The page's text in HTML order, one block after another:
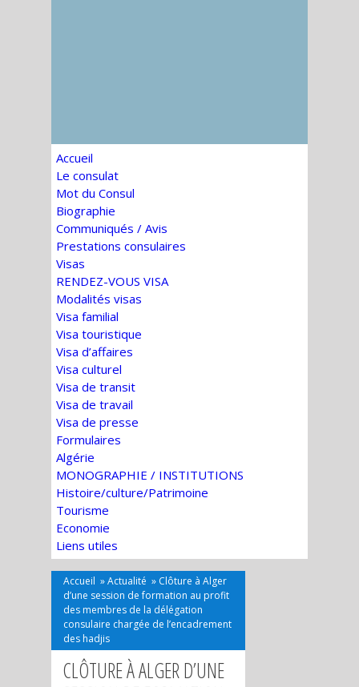
Accueil
Le consulat
Mot du Consul
Biographie
Communiqués / Avis
Prestations consulaires
Visas
RENDEZ-VOUS VISA
Modalités visas
Visa familial
Visa touristique
Visa d’affaires
Visa culturel
Visa de transit
Visa de travail
Visa de presse
Formulaires
Algérie
MONOGRAPHIE / INSTITUTIONS
Histoire/culture/Patrimoine
Tourisme
Economie
Liens utiles
Accueil »Actualité » Clôture à Alger
d’une session de formation au profit
des membres de la délégation
consulaire chargée de l’encadrement
des hadjis
CLÔTURE À ALGER D’UNE